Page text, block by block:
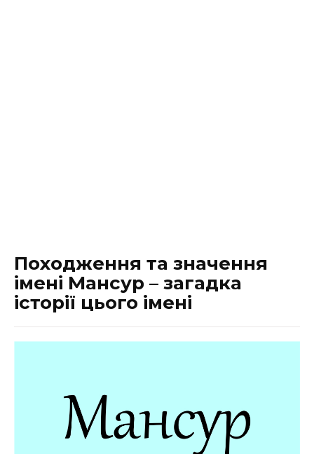
Походження та значення
імені Мансур – загадка
історії цього імені